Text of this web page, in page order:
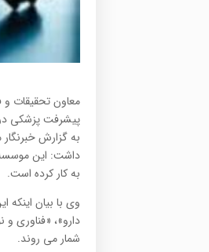
معاون تحقیقات
پیشرفت پزشکی
به گزارش
به کار کرده است.
دارو»، «فناوری
شمار می روند.